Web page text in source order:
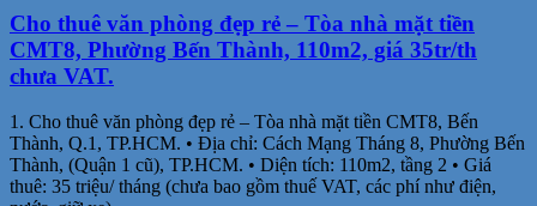
Cho thuê văn phòng đẹp rẻ – Tòa nhà mặt tiền
CMT8, Phường Bến Thành, 110m2, giá 35tr/th
chưa VAT.
1. Cho thuê văn phòng đẹp rẻ – Tòa nhà mặt tiền CMT8, Bến
Thành, Q.1, TP.HCM. • Địa chỉ: Cách Mạng Tháng 8, Phường Bến
Thành, (Quận 1 cũ), TP.HCM. • Diện tích: 110m2, tầng 2 • Giá
thuê: 35 triệu/ tháng (chưa bao gồm thuế VAT, các phí như điện,